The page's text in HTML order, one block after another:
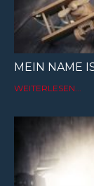
MEIN NAME
WEITERLESEN...